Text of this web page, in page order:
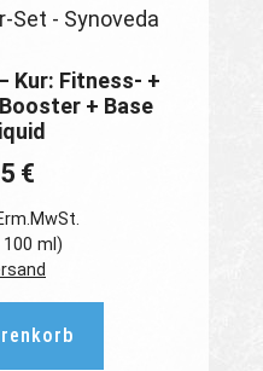
Kur: Fitness- +
+ Base
€
ml)